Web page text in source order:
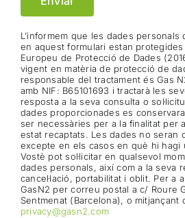
L’informem que les dades
en aquest formulari estan protegides
Europeu de Protecció de Dades
vigent en matèria de protecció de
responsable del tractament és Gas
amb NIF: B65101693 i tractarà les
resposta a la seva consulta o
dades proporcionades es
ser necessàries per a la finalitat per
estat recaptats. Les dades no seran
excepte en els casos en què hi hagi
Vostè pot sol·licitar en qualsevol
dades personals, així com a la seva
cancel·lació, portabilitat i oblit. Per a
GasN2 per correu postal a c/ Roure
Sentmenat (Barcelona), o mitjançant
privacy@gasn2.com